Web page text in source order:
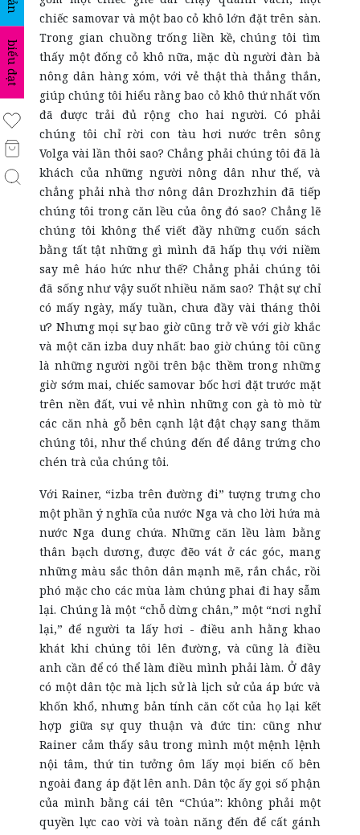
biểu đạt
chiếc samovar và một bao cỏ khô lớn đặt trên sàn.
Trong gian chuồng trống liền kề, chúng tôi tìm
thấy một đống cỏ khô nữa, mặc dù người đàn bà
nông dân hàng xóm, với vẻ thật thà thẳng thắn,
giúp chúng tôi hiểu rằng bao cỏ khô thứ nhất vốn
đã được trải đủ rộng cho hai người. Có phải
chúng tôi chỉ rời con tàu hơi nước trên sông
Volga vài lần thôi sao? Chẳng phải chúng tôi đã là
khách của những người nông dân như thế, và
chẳng phải nhà thơ nông dân Drozhzhin đã tiếp
chúng tôi trong căn lều của ông đó sao? Chẳng lẽ
chúng tôi không thể viết đầy những cuốn sách
bằng tất tật những gì mình đã hấp thụ với niềm
say mê háo hức như thế? Chẳng phải chúng tôi
đã sống như vậy suốt nhiều năm sao? Thật sự chỉ
có mấy ngày, mấy tuần, chưa đầy vài tháng thôi
ư? Nhưng mọi sự bao giờ cũng trở về với giờ khắc
và một căn izba duy nhất: bao giờ chúng tôi cũng
là những người ngồi trên bậc thềm trong những
giờ sớm mai, chiếc samovar bốc hơi đặt trước mặt
trên nền đất, vui vẻ nhìn những con gà tò mò từ
các căn nhà gỗ bên cạnh lật đật chạy sang thăm
chúng tôi, như thể chúng đến để dâng trứng cho
chén trà của chúng tôi.
Với Rainer, “izba trên đường đi” tượng trưng cho
một phần ý nghĩa của nước Nga và cho lời hứa mà
nước Nga dung chứa. Những căn lều làm bằng
thân bạch dương, được đẽo vát ở các góc, mang
những màu sắc thôn dân mạnh mẽ, rắn chắc, rồi
phó mặc cho các mùa làm chúng phai đi hay sẫm
lại. Chúng là một “chỗ dừng chân,” một “nơi nghỉ
lại,” để người ta lấy hơi - điều anh hằng khao
khát khi chúng tôi lên đường, và cũng là điều
anh cần để có thể làm điều mình phải làm. Ở đây
có một dân tộc mà lịch sử là lịch sử của áp bức và
khốn khổ, nhưng bản tính căn cốt của họ lại kết
hợp giữa sự quy thuận và đức tin: cũng như
Rainer cảm thấy sâu trong mình một mệnh lệnh
nội tâm, thứ tin tưởng ôm lấy mọi biến cố bên
ngoài đang áp đặt lên anh. Dân tộc ấy gọi số phận
của mình bằng cái tên “Chúa”: không phải một
quyền lực cao vời và toàn năng đến để cất gánh